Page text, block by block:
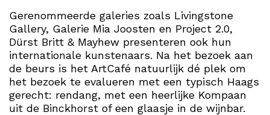
Gerenommeerde galeries zoals Livingstone
Gallery, Galerie Mia Joosten en Project 2.0,
Dürst Britt & Mayhew presenteren ook hun
internationale kunstenaars. Na het bezoek aan
de beurs is het ArtCafé natuurlijk dé plek om
het bezoek te evalueren met een typisch Haags
gerecht: rendang, met een heerlijke Kompaan
uit de Binckhorst of een glaasje in de wijnbar.